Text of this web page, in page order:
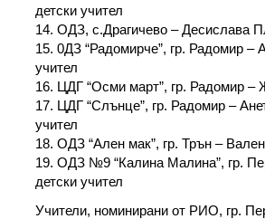
детски учител
14. ОДЗ, с.Драгичево – Десислава
15. 0ДЗ “Радомирче”, гр. Радомир –
учител
16. ЦДГ “Осми март”, гр. Радомир –
17. ЦДГ “Слънце”, гр. Радомир –
учител
18. ОДЗ “Ален мак”, гр. Трън –
19. ОДЗ №9 “Калина Малина”, гр.
детски учител
Учители, номинирани от РИО, гр.